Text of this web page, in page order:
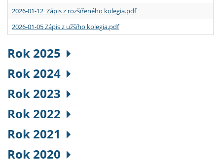
2026-01-12 Zápis z rozšířeného kolegia.pdf
2026-01-05 Zápis z užšího kolegia.pdf
Rok 2025
Rok 2024
Rok 2023
Rok 2022
Rok 2021
Rok 2020